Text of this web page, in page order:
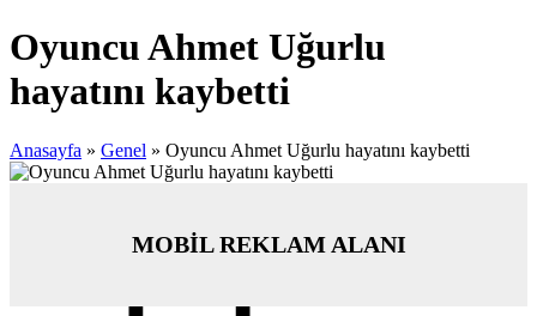
Oyuncu Ahmet Uğurlu
hayatını kaybetti
Anasayfa » Genel » Oyuncu Ahmet Uğurlu hayatını kaybetti
MOBİL REKLAM ALANI